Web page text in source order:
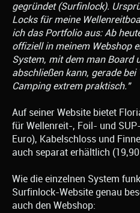
gegründet (Surfinlock).
Locks für meine
ich das Portfolio aus: Ab
offiziell in meinem Webshop
System, mit dem man Board
abschließen kann, gerade
Camping extrem praktisch."
Auf seiner Website bietet
für Wellenreit-, Foil- und
Euro), Kabelschloss und
auch separat erhältlich
Wie die einzelnen System
Surfinlock-Website genau
auch den Webshop: